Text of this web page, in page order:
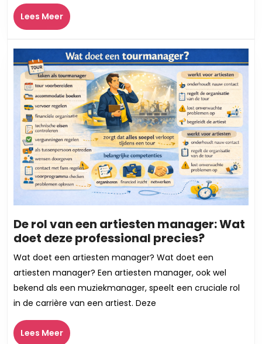
Lees MeerLees
Meer
De rol van een artiesten manager: Wat
doet deze professional precies?De
rol
van
een
artiesten
Wat doet een artiesten manager? Wat doet een
artiesten manager? Een artiesten manager, ook wel
bekend als een muziekmanager, speelt een cruciale rol
in de carrière van een artiest. Deze
Lees MeerLees